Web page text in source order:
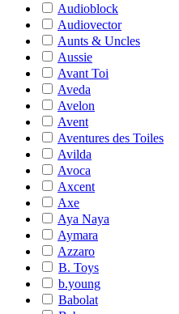
Audioblock
Audiovector
Aunts & Uncles
Aussie
Avant Toi
Aveda
Avelon
Avent
Aventures des Toiles
Avilda
Avoca
Axcent
Axe
Aya Naya
Aymara
Azzaro
B. Toys
b.young
Babolat